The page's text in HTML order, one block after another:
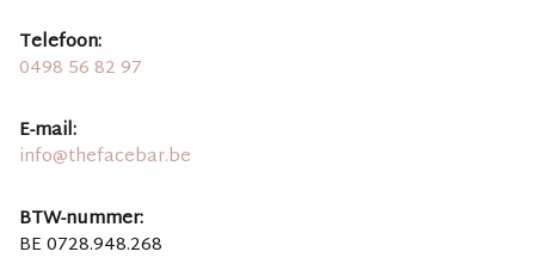
Telefoon:
0498 56 82 97
E-mail:
info@thefacebar.be
BTW-nummer:
BE 0728.948.268